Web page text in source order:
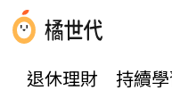
退休理財 持續